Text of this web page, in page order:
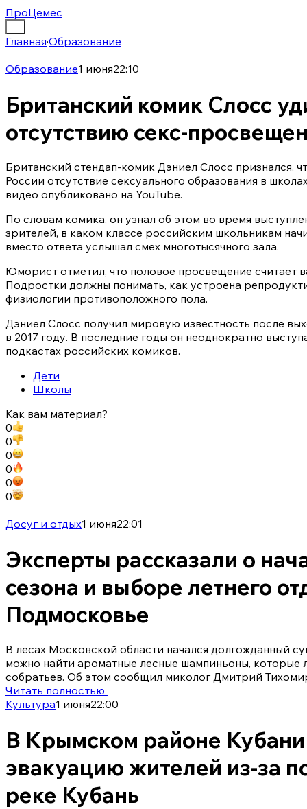
ПроЦемес
Главная·Образование
Образование1 июня22:10
Британский комик Слосс
отсутствию секс-
Британский стендап-комик Дэниел Слосс признался,
России отсутствие сексуального образования в
видео опубликовано на YouTube.
По словам комика, он узнал об этом во время
зрителей, в каком классе российским школьникам
вместо ответа услышал смех многотысячного зала.
Юморист отметил, что половое просвещение считает
Подростки должны понимать, как устроена
физиологии противоположного пола.
Дэниел Слосс получил мировую известность после
в 2017 году. В последние годы он неоднократно
подкастах российских комиков.
Дети
Школы
Как вам материал?
0
0
0
0
0
0
Досуг и отдых1 июня22:01
Эксперты рассказали о
сезона и выборе летнего
Подмосковье
В лесах Московской области начался долгожданный
можно найти ароматные лесные шампиньоны, которые
собратьев. Об этом сообщил миколог Дмитрий
Читать полностью
Культура1 июня22:00
В Крымском районе
эвакуацию жителей из-за
реке Кубань